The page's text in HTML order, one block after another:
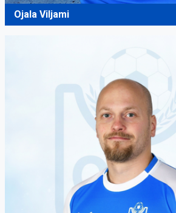
Ojala Viljami